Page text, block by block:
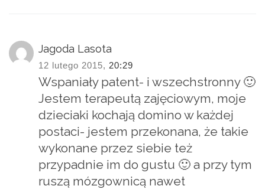
Jagoda Lasota
12 lutego 2015, 20:29
Wspaniały patent- i wszechstronny 🙂
Jestem terapeutą zajęciowym, moje
dzieciaki kochają domino w każdej
postaci- jestem przekonana, że takie
wykonane przez siebie też
przypadnie im do gustu 🙂 a przy tym
ruszą mózgownicą nawet